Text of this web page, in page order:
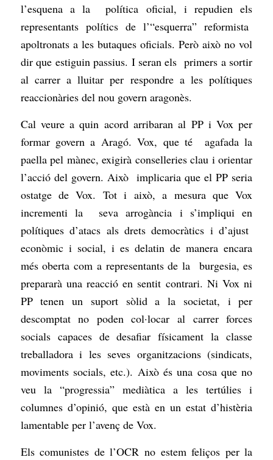
l’esquena a la política oficial, i repudien els
representants polítics de l’“esquerra” reformista
apoltronats a les butaques oficials. Però això no vol
dir que estiguin passius. I seran els primers a sortir
al carrer a lluitar per respondre a les polítiques
reaccionàries del nou govern aragonès.
Cal veure a quin acord arribaran al PP i Vox per
formar govern a Aragó. Vox, que té agafada la
paella pel mànec, exigirà conselleries clau i orientar
l’acció del govern. Això implicaria que el PP seria
ostatge de Vox. Tot i això, a mesura que Vox
incrementi la seva arrogància i s’impliqui en
polítiques d’atacs als drets democràtics i d’ajust
econòmic i social, i es delatin de manera encara
més oberta com a representants de la burgesia, es
prepararà una reacció en sentit contrari. Ni Vox ni
PP tenen un suport sòlid a la societat, i per
descomptat no poden col·locar al carrer forces
socials capaces de desafiar físicament la classe
treballadora i les seves organitzacions (sindicats,
moviments socials, etc.). Això és una cosa que no
veu la “progressia” mediàtica a les tertúlies i
columnes d’opinió, que està en un estat d’histèria
lamentable per l’avenç de Vox.
Els comunistes de l’OCR no estem feliços per la